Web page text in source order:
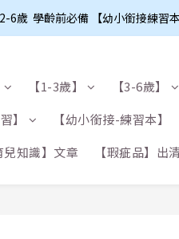
2-6歲  學齡前必備 【幼小銜接練習本
【1-3歲】 【3-6歲】
】 【幼小銜接-練習本】
兒知識】文章 【瑕疵品】出